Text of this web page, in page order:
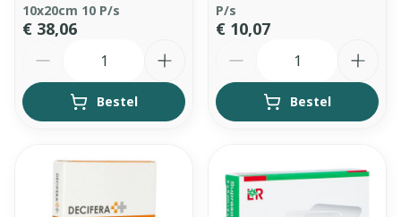
10x20cm 10 P/s
€ 38,06
Bestel
P/s
€ 10,07
Bestel